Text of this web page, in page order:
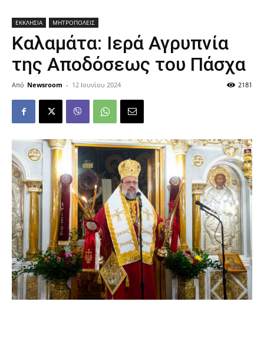
ΕΚΚΛΗΣΙΑ ΜΗΤΡΟΠΟΛΕΙΣ
Καλαμάτα: Ιερά Αγρυπνία
της Αποδόσεως του Πάσχα
Από Newsroom - 12 Ιουνίου 2024 2181